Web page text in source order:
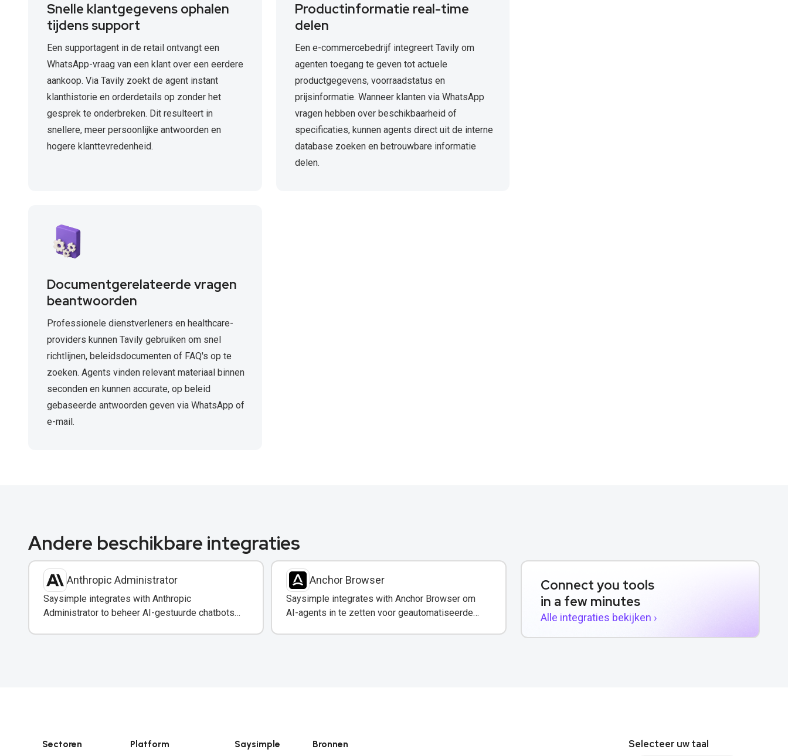
Snelle klantgegevens ophalen
tijdens support
Een supportagent in de retail ontvangt een
WhatsApp-vraag van een klant over een eerdere
aankoop. Via Tavily zoekt de agent instant
klanthistorie en orderdetails op zonder het
gesprek te onderbreken. Dit resulteert in
snellere, meer persoonlijke antwoorden en
hogere klanttevredenheid.
Productinformatie real-time
delen
Een e-commercebedrijf integreert Tavily om
agenten toegang te geven tot actuele
productgegevens, voorraadstatus en
prijsinformatie. Wanneer klanten via WhatsApp
vragen hebben over beschikbaarheid of
specificaties, kunnen agents direct uit de interne
database zoeken en betrouwbare informatie
delen.
Documentgerelateerde vragen
beantwoorden
Professionele dienstverleners en healthcare-
providers kunnen Tavily gebruiken om snel
richtlijnen, beleidsdocumenten of FAQ's op te
zoeken. Agents vinden relevant materiaal binnen
seconden en kunnen accurate, op beleid
gebaseerde antwoorden geven via WhatsApp of
e-mail.
Andere beschikbare integraties
Anthropic Administrator
Saysimple integrates with Anthropic
Administrator to beheer AI-gestuurde chatbots
Anchor Browser
Saysimple integrates with Anchor Browser om
AI-agents in te zetten voor geautomatiseerde
Connect you tools
in a few minutes
Alle integraties bekijken ›
Sectoren Platform Saysimple Bronnen Selecteer uw taal